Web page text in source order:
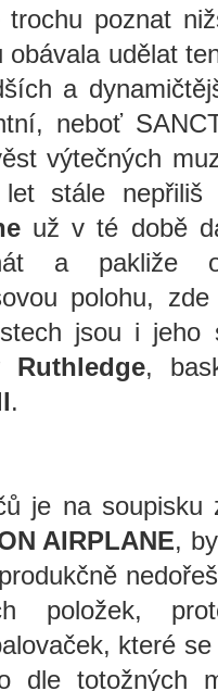
trochu poznat
udělat
a
neboť
výtečných
stále nepřiliš
už v té době
a pakliže
polohu,
jsou i jeho
Ruthledge,
.
je na soupisku
AIRPLANE,
položek,
které
dle totožných